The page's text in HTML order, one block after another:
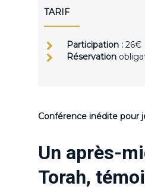
TARIF
Participation : 26€
Réservation
Conférence inédite pour
Un après-
Torah,